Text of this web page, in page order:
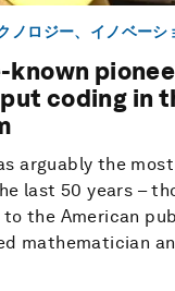
ノロジー、イノベーシ
coding in
arguably the
last 50 years –
the American
mathematician